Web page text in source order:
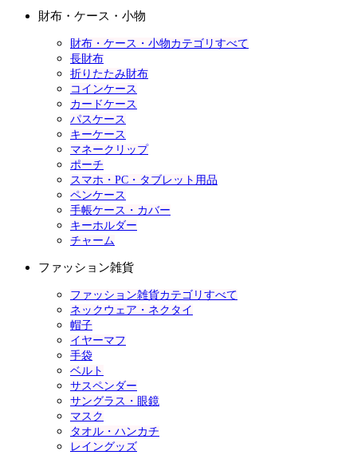
財布・ケース・小物
財布・ケース・小物カテゴリすべて
長財布
折りたたみ財布
コインケース
カードケース
パスケース
キーケース
マネークリップ
ポーチ
スマホ・PC・タブレット用品
ペンケース
手帳ケース・カバー
キーホルダー
チャーム
ファッション雑貨
ファッション雑貨カテゴリすべて
ネックウェア・ネクタイ
帽子
イヤーマフ
手袋
ベルト
サスペンダー
サングラス・眼鏡
マスク
タオル・ハンカチ
レイングッズ